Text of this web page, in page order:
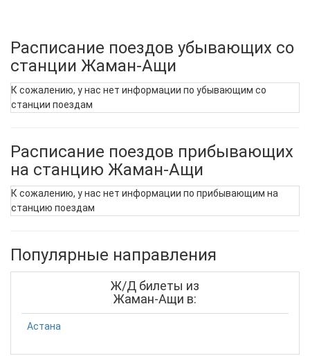
Расписание поездов убывающих со
станции Жаман-Ащи
К сожалению, у нас нет информации по убывающим со
станции поездам
Расписание поездов прибывающих
на станцию Жаман-Ащи
К сожалению, у нас нет информации по прибывающим на
станцию поездам
Популярные направления
Ж/Д билеты из
Жаман-Ащи в:
Астана